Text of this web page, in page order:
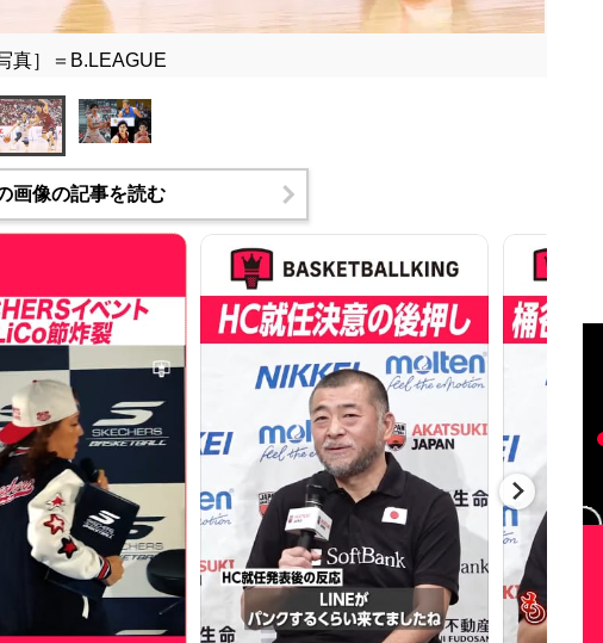
真］＝B.LEAGUE
画像の記事を読む